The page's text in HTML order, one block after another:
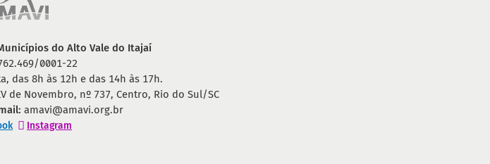
do Alto Vale do Itajaí
0001-22
das 8h às 12h e das 14h às 17h.
de Novembro, nº 737, Centro, Rio do Sul/SC
amavi@amavi.org.br
Instagram